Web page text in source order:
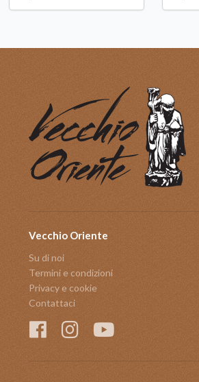
Vecchio Oriente
Su di noi
Termini e condizioni
Privacy e cookie
Contattaci